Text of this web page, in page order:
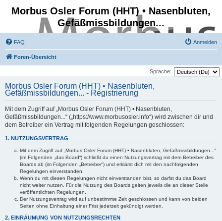
Morbus Osler Forum (HHT) • Nasenbluten,
Gefäßmissbildungen...
FAQ Anmelden
Foren-Übersicht
Sprache:
Morbus Osler Forum (HHT) • Nasenbluten,
Gefäßmissbildungen... - Registrierung
Mit dem Zugriff auf „Morbus Osler Forum (HHT) • Nasenbluten,
Gefäßmissbildungen...“ („https://www.morbusosler.info“) wird zwischen dir und
dem Betreiber ein Vertrag mit folgenden Regelungen geschlossen:
1. NUTZUNGSVERTRAG
Mit dem Zugriff auf „Morbus Osler Forum (HHT) • Nasenbluten, Gefäßmissbildungen...“
(im Folgenden „das Board“) schließt du einen Nutzungsvertrag mit dem Betreiber des
Boards ab (im Folgenden „Betreiber“) und erklärst dich mit den nachfolgenden
Regelungen einverstanden.
Wenn du mit diesen Regelungen nicht einverstanden bist, so darfst du das Board
nicht weiter nutzen. Für die Nutzung des Boards gelten jeweils die an dieser Stelle
veröffentlichten Regelungen.
Der Nutzungsvertrag wird auf unbestimmte Zeit geschlossen und kann von beiden
Seiten ohne Einhaltung einer Frist jederzeit gekündigt werden.
2. EINRÄUMUNG VON NUTZUNGSRECHTEN